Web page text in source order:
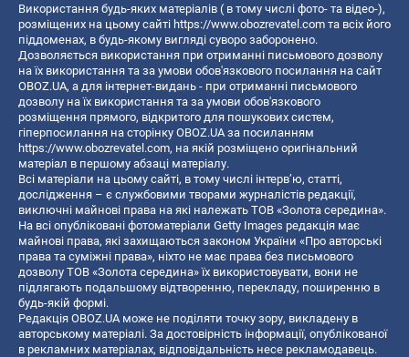
Використання будь-яких матеріалів ( в тому числі фото- та відео-),
розміщених на цьому сайті https://www.obozrevatel.com та всіх його
піддоменах, в будь-якому вигляді суворо заборонено.
Дозволяється використання при отриманні письмового дозволу
на їх використання та за умови обов'язкового посилання на сайт
OBOZ.UA, а для інтернет-видань - при отриманні письмового
дозволу на їх використання та за умови обов'язкового
розміщення прямого, відкритого для пошукових систем,
гіперпосилання на сторінку OBOZ.UA за посиланням
https://www.obozrevatel.com, на якій розміщено оригінальний
матеріал в першому абзаці матеріалу.
Всі матеріали на цьому сайті, в тому числі інтерв’ю, статті,
дослідження – є службовими творами журналістів редакції,
виключні майнові права на які належать ТОВ «Золота середина».
На всі опубліковані фотоматеріали Getty Images редакція має
майнові права, які захищаються законом України «Про авторські
права та суміжні права», ніхто не має права без письмового
дозволу ТОВ «Золота середина» їх використовувати, вони не
підлягають подальшому відтворенню, перекладу, поширенню в
будь-якій формі.
Редакція OBOZ.UA може не поділяти точку зору, викладену в
авторському матеріалі. За достовірність інформації, опублікованої
в рекламних матеріалах, відповідальність несе рекламодавець.